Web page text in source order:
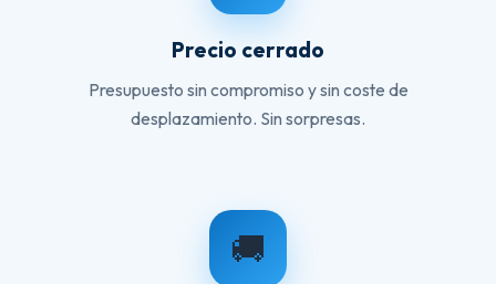
Precio cerrado
Presupuesto sin compromiso y sin coste de
desplazamiento. Sin sorpresas.
🚚